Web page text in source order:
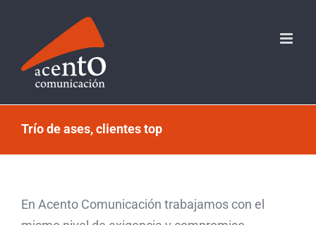
contenido
Trío de ases, clientes top
En Acento Comunicación trabajamos con el